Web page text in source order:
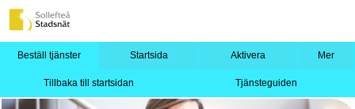
Beställ tjänster Startsida Aktivera Mer
Tillbaka till startsidan Tjänsteguiden